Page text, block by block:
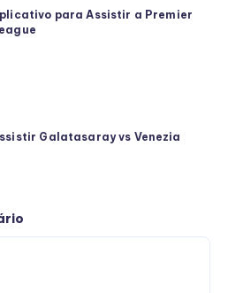
para Assistir a Premier
Galatasaray vs Venezia